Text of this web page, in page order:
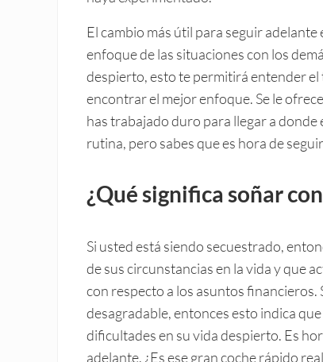
El cambio más útil para seguir
enfoque de las situaciones con los
despierto, esto te permitirá entender
encontrar el mejor enfoque. Se le
has trabajado duro para llegar a
rutina, pero sabes que es hora de
¿Qué significa soñar
Si usted está siendo secuestrado,
de sus circunstancias en la vida y que
con respecto a los asuntos financieros.
desagradable, entonces esto indica
dificultades en su vida despierto. Es
adelante. ¿Es ese gran coche rápido